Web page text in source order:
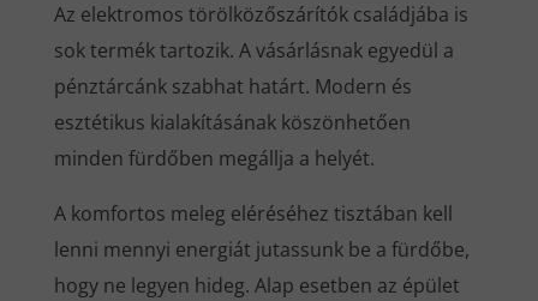
Az elektromos törölközőszárítók családjába is
sok termék tartozik. A vásárlásnak egyedül a
pénztárcánk szabhat határt. Modern és
esztétikus kialakításának köszönhetően
minden fürdőben megállja a helyét.
A komfortos meleg eléréséhez tisztában kell
lenni mennyi energiát jutassunk be a fürdőbe,
hogy ne legyen hideg. Alap esetben az épület